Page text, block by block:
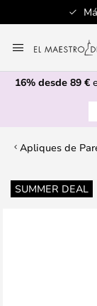
al
contenido
16% desde 89 €
Apliques de
SUMMER DEAL
Saltar
al